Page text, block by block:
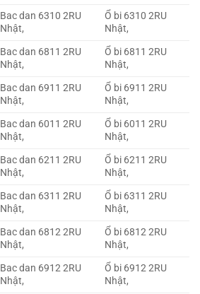
Bac dan 6310 2RU
Nhật,
Ổ bi 6310 2RU
Nhật,
Bac dan 6811 2RU
Nhật,
Ổ bi 6811 2RU
Nhật,
Bac dan 6911 2RU
Nhật,
Ổ bi 6911 2RU
Nhật,
Bac dan 6011 2RU
Nhật,
Ổ bi 6011 2RU
Nhật,
Bac dan 6211 2RU
Nhật,
Ổ bi 6211 2RU
Nhật,
Bac dan 6311 2RU
Nhật,
Ổ bi 6311 2RU
Nhật,
Bac dan 6812 2RU
Nhật,
Ổ bi 6812 2RU
Nhật,
Bac dan 6912 2RU
Nhật,
Ổ bi 6912 2RU
Nhật,